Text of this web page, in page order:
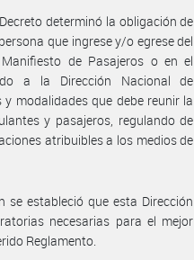
determinó la obligación de
que ingrese y/o egrese del
de Pasajeros o en el
a la Dirección Nacional de
modalidades que debe reunir la
y pasajeros, regulando de
atribuibles a los medios de
estableció que esta Dirección
necesarias para el mejor
Reglamento.